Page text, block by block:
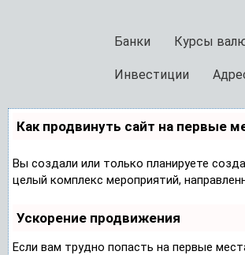
Банки Курсы
Инвестиции
Как продвинуть сайт на первые
Вы создали или только планируете
целый комплекс мероприятий,
Ускорение продвижения
Если вам трудно попасть на первые